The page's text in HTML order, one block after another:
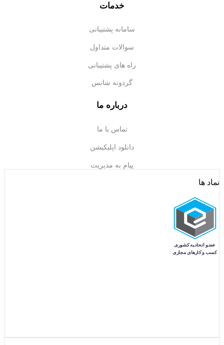
خدمات
سامانه پشتیبانی
سوالات متداول
راه های پشتیبانی
گردونه شانس
درباره ما
تماس با ما
دانلود اپلیکیشن
پیام به مدیریت
نماد ها